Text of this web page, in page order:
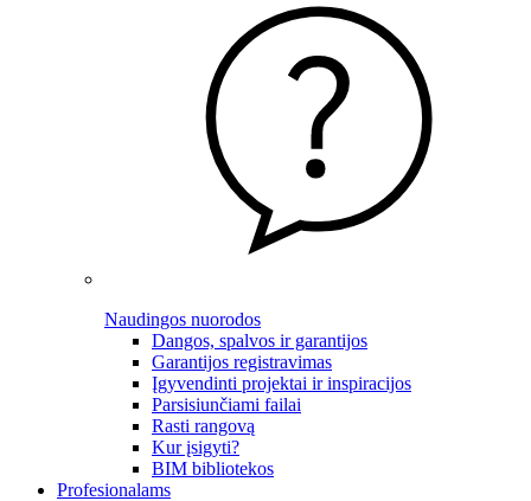
Naudingos nuorodos
Dangos, spalvos ir garantijos
Garantijos registravimas
Įgyvendinti projektai ir inspiracijos
Parsisiunčiami failai
Rasti rangovą
Kur įsigyti?
BIM bibliotekos
Profesionalams